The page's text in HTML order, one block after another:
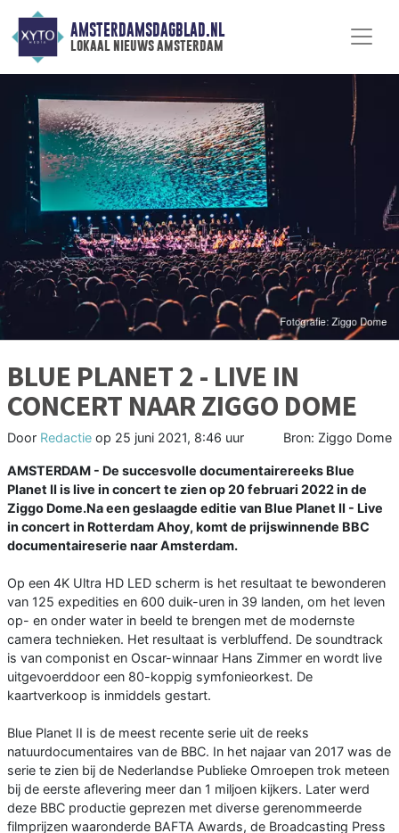
AMSTERDAMSDAGBLAD.NL
lokaal nieuws amsterdam
BLUE PLANET 2 - LIVE IN
CONCERT NAAR ZIGGO DOME
Door Redactie op 25 juni 2021, 8:46 uur Bron: Ziggo Dome
AMSTERDAM - De succesvolle documentairereeks Blue
Planet II is live in concert te zien op 20 februari 2022 in de
Ziggo Dome.Na een geslaagde editie van Blue Planet II - Live
in concert in Rotterdam Ahoy, komt de prijswinnende BBC
documentaireserie naar Amsterdam.
Op een 4K Ultra HD LED scherm is het resultaat te bewonderen
van 125 expedities en 600 duik-uren in 39 landen, om het leven
op- en onder water in beeld te brengen met de modernste
camera technieken. Het resultaat is verbluffend. De soundtrack
is van componist en Oscar-winnaar Hans Zimmer en wordt live
uitgevoerddoor een 80-koppig symfonieorkest. De
kaartverkoop is inmiddels gestart.
Blue Planet II is de meest recente serie uit de reeks
natuurdocumentaires van de BBC. In het najaar van 2017 was de
serie te zien bij de Nederlandse Publieke Omroepen trok meteen
bij de eerste aflevering meer dan 1 miljoen kijkers. Later werd
deze BBC productie geprezen met diverse gerenommeerde
filmprijzen waaronderde BAFTA Awards, de Broadcasting Press